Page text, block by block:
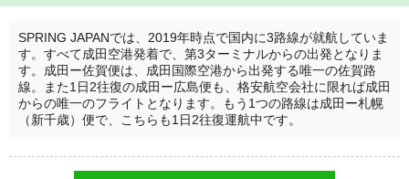
SPRING JAPANでは、2019年時点で国内に3路線が就航していま
す。すべて成田空港発着で、第3ターミナルからの出発となりま
す。成田ー佐賀便は、成田国際空港から出発する唯一の佐賀路
線。また1日2往復の成田ー広島便も、格安航空会社に限れば成田
からの唯一のフライトとなります。もう1つの路線は成田ー札幌
（新千歳）便で、こちらも1日2往復運航中です。